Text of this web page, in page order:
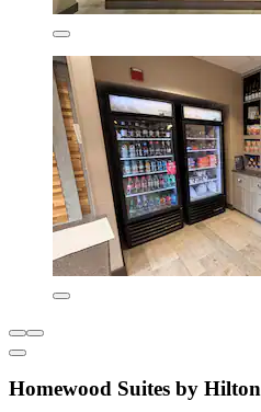
Homewood Suites by